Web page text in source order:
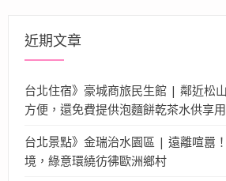
近期文章
台北住宿》豪城商旅民生館 | 鄰近松
方便，還免費提供泡麵餅乾茶水供享用
台北景點》金瑞治水園區 | 遠離喧囂
境，綠意環繞彷彿歐洲鄉村